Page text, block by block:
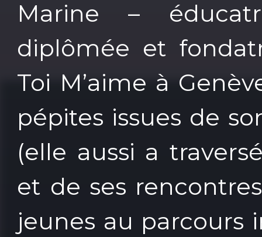
Marine –
diplômée et
Toi M’aime à
pépites issues de
(elle aussi a
et de ses
jeunes au parcours